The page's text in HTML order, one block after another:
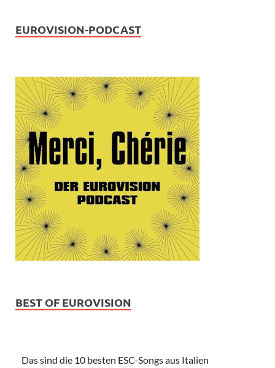
EUROVISION-PODCAST
BEST OF EUROVISION
Das sind die 10 besten ESC-Songs aus Italien